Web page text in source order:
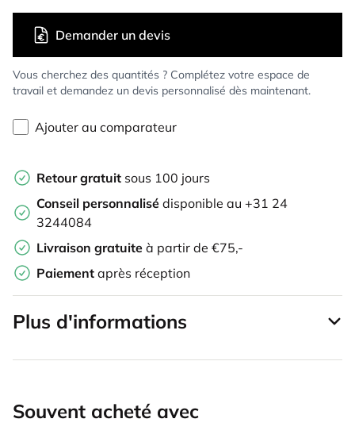
Vous cherchez des quantités ? Complétez votre espace de
travail et demandez un devis personnalisé dès maintenant.
Demander un devis
Ajouter au comparateur
Retour gratuit sous 100 jours
Conseil personnalisé disponible au +31 24
3244084
Livraison gratuite à partir de €75,-
Paiement après réception
Plus d'informations
Souvent acheté avec